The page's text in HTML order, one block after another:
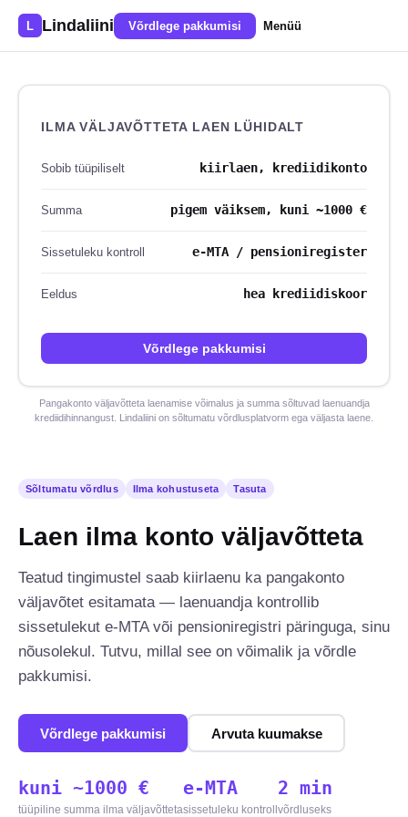
L Lindaliini Võrdlege pakkumisi Menüü
Sõltumatu võrdlus Ilma kohustuseta Tasuta
Laen ilma konto väljavõtteta
Teatud tingimustel saab kiirlaenu ka pangakonto
väljavõtet esitamata — laenuandja kontrollib
sissetulekut e-MTA või pensioniregistri päringuga, sinu
nõusolekul. Tutvu, millal see on võimalik ja võrdle
pakkumisi.
Võrdlege pakkumisi Arvuta kuumakse
kuni ~1000 €
tüüpiline summa ilma väljavõtteta
e-MTA
sissetuleku kontroll
2 min
võrdluseks
ILMA VÄLJAVÕTTETA LAEN LÜHIDALT
Sobib tüüpiliselt kiirlaen, krediidikonto
Summa pigem väiksem, kuni ~1000 €
Sissetuleku kontroll e-MTA / pensioniregister
Eeldus hea krediidiskoor
Võrdlege pakkumisi
Pangakonto väljavõtteta laenamise võimalus ja summa sõltuvad laenuandja
krediidihinnangust. Lindaliini on sõltumatu võrdlusplatvorm ega väljasta laene.